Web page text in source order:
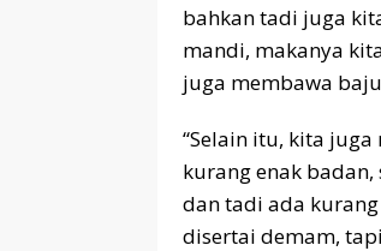
bahkan tadi juga
mandi, makanya
juga membawa
“Selain itu, kita
kurang enak
dan tadi ada
disertai demam,